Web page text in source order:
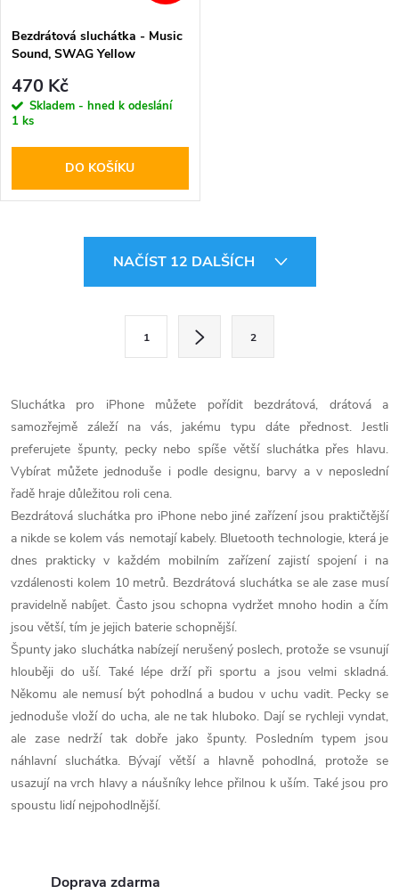
Bezdrátová sluchátka - Music
Sound, SWAG Yellow
470 Kč
Skladem - hned k odeslání
1 ks
DO KOŠÍKU
d
a
c
í
p
r
v
k
y
v
ý
p
NAČÍST 12 DALŠÍCH
á
n
k
o
v
á
n
í
1 2
Sluchátka pro iPhone můžete pořídit bezdrátová, drátová a
samozřejmě záleží na vás, jakému typu dáte přednost. Jestli
preferujete špunty, pecky nebo spíše větší sluchátka přes hlavu.
Vybírat můžete jednoduše i podle designu, barvy a v neposlední
řadě hraje důležitou roli cena.
Bezdrátová sluchátka pro iPhone nebo jiné zařízení jsou praktičtější
a nikde se kolem vás nemotají kabely. Bluetooth technologie, která je
dnes prakticky v každém mobilním zařízení zajistí spojení i na
vzdálenosti kolem 10 metrů. Bezdrátová sluchátka se ale zase musí
pravidelně nabíjet. Často jsou schopna vydržet mnoho hodin a čím
jsou větší, tím je jejich baterie schopnější.
Špunty jako sluchátka nabízejí nerušený poslech, protože se vsunují
hlouběji do uší. Také lépe drží při sportu a jsou velmi skladná.
Někomu ale nemusí být pohodlná a budou v uchu vadit. Pecky se
jednoduše vloží do ucha, ale ne tak hluboko. Dají se rychleji vyndat,
ale zase nedrží tak dobře jako špunty. Posledním typem jsou
náhlavní sluchátka. Bývají větší a hlavně pohodlná, protože se
usazují na vrch hlavy a náušníky lehce přilnou k uším. Také jsou pro
spoustu lidí nejpohodlnější.
Doprava zdarma